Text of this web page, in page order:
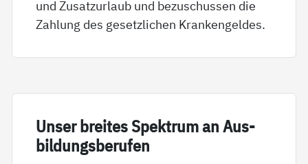
und Zusatzurlaub und bezuschussen die
Zahlung des gesetzlichen Krankengeldes.
Un­ser brei­tes Spek­trum an Aus­
bil­dungs­be­ru­fen